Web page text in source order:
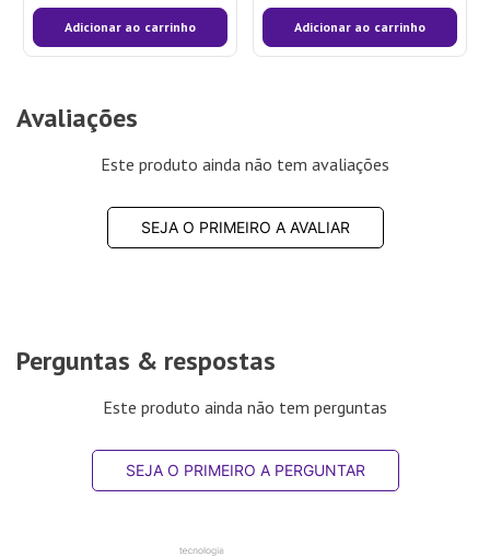
Adicionar ao carrinho Adicionar ao carrinho
Avaliações
Este produto ainda não tem avaliações
SEJA O PRIMEIRO A AVALIAR
Perguntas & respostas
Este produto ainda não tem perguntas
SEJA O PRIMEIRO A PERGUNTAR